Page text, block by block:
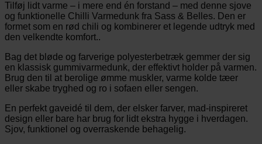
Tilføj lidt varme – i mere end én forstand – med denne sjove
og funktionelle Chilli Varmedunk fra Sass & Belles. Den er
formet som en rød chili og kombinerer et legende udtryk med
den velkendte komfort..
Bag det bløde og farverige polyesterbetræk gemmer der sig
en klassisk gummivarmedunk, der effektivt holder på varmen.
Brug den til at berolige ømme muskler, varme kolde tæer
eller skabe tryghed og ro i sofaen eller sengen.
En perfekt gaveidé til dem, der elsker farver, mad-inspireret
design eller bare har brug for lidt ekstra hygge i hverdagen.
Sjov, funktionel og overraskende behagelig.